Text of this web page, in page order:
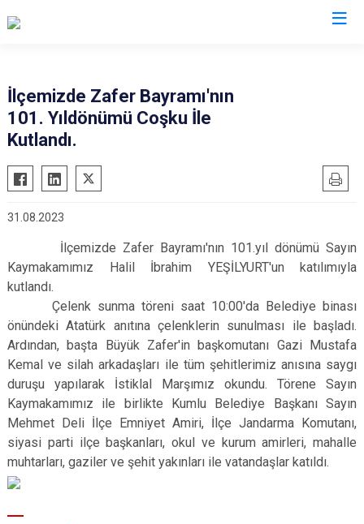
Altınözü
Dörtyol
İskenderun
Kırıkhan
Reyhanlı
Antakya
İlçemizde Zafer Bayramı'nın
101. Yıldönümü Coşku İle
Kutlandı.
31.08.2023
İlçemizde Zafer Bayramı'nın 101.yıl dönümü Sayın
Kaymakamımız Halil İbrahim YEŞİLYURT'un katılımıyla
kutlandı.
Çelenk sunma töreni saat 10:00'da Belediye binası
önündeki Atatürk anıtına çelenklerin sunulması ile başladı.
Ardından, başta Büyük Zafer'in başkomutanı Gazi Mustafa
Kemal ve silah arkadaşları ile tüm şehitlerimiz anısına saygı
duruşu yapılarak İstiklal Marşımız okundu. Törene Sayın
Kaymakamımız ile birlikte Kumlu Belediye Başkanı Sayın
Mehmet Deli İlçe Emniyet Amiri, İlçe Jandarma Komutanı,
siyasi parti ilçe başkanları, okul ve kurum amirleri, mahalle
muhtarları, gaziler ve şehit yakınları ile vatandaşlar katıldı.